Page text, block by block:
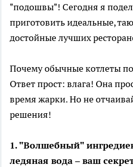
"подошвы"! Сегодня я
приготовить идеальные,
достойные лучших
Почему обычные котлеты
Ответ прост: влага! Она
время жарки. Но не
решения!
1. "Волшебный"
ледяная вода – ваш